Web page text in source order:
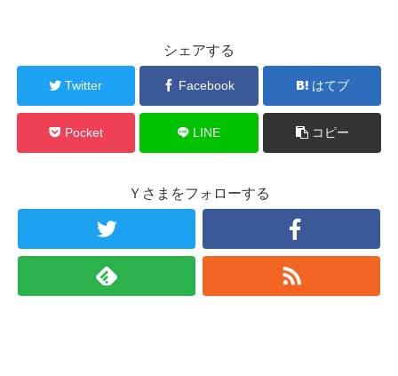
シェアする
Twitter Facebook はてブ
Pocket LINE コピー
Ｙさまをフォローする